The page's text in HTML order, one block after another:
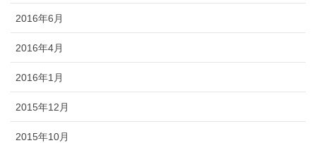
2016年6月
2016年4月
2016年1月
2015年12月
2015年10月